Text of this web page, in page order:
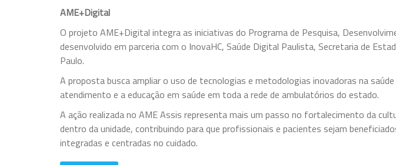
AME+Digital
O projeto AME+Digital integra as iniciativas do Programa de Pesquisa,
desenvolvido em parceria com o InovaHC, Saúde Digital Paulista, Secretaria de
Paulo.
A proposta busca ampliar o uso de tecnologias e metodologias inovadoras na
atendimento e a educação em saúde em toda a rede de ambulatórios do estado.
A ação realizada no AME Assis representa mais um passo no fortalecimento da
dentro da unidade, contribuindo para que profissionais e pacientes sejam
integradas e centradas no cuidado.